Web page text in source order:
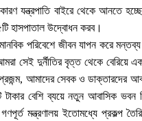
যন্ত্রপাতি বাইরে থেকে আনতে
হাসপাতাল উদ্বোধন করব।
পরিবেশে জীবন যাপন করে
সেই দুর্নীতির বৃত্ত থেকে বেরিয়ে
আমাদের সেবক ও ডাক্তারদের
বেশি ব্যয়ে নতুন আবাসিক ভবন
মন্ত্রণালয় ইতোমধ্যে প্রকল্প